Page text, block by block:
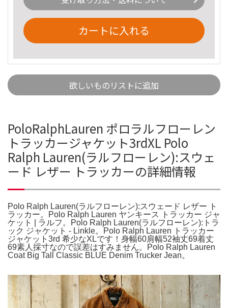
カートに入れる
欲しいものリストに追加
PoloRalphLauren ポロラルフローレン
トラッカージャケット3rdXL Polo
Ralph Lauren(ラルフローレン):スウェ
ード レザー トラッカーの詳細情報
Polo Ralph Lauren(ラルフローレン):スウェード レザー ト
ラッカー。Polo Ralph Lauren ヤンキース トラッカー ジャ
ケット | ラルフ。Polo Ralph Lauren(ラルフローレン):トラ
ック ジャケット - Linkle。Polo Ralph Lauren トラッカー
ジャケット3rd 希少なXLです！身幅60肩幅52袖丈69着丈
69素人採寸なので誤差はすみません。Polo Ralph Lauren
Coat Big Tall Classic BLUE Denim Trucker Jean。